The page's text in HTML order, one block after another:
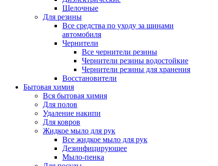
Щелочные
Для резины
Все средства по уходу за шинами
автомобиля
Чернители
Все чернители резины
Чернители резины водостойкие
Чернители резины для хранения
Восстановители
Бытовая химия
Вся бытовая химия
Для полов
Удаление накипи
Для ковров
Жидкое мыло для рук
Все жидкое мыло для рук
Дезинфицирующее
Мыло-пенка